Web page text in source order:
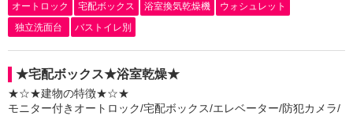
オートロック 宅配ボックス 浴室換気乾燥機
ウォシュレット
独立洗面台
バストイレ別
★宅配ボックス★浴室乾燥★
★☆★建物の特徴★☆★
モニター付きオートロック/宅配ボックス/エレベーター/防犯カメラ/